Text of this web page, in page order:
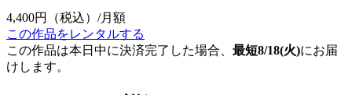
4,400円
（税込）/月額
この作品をレンタルする
この作品は本日中に決済完了した場合、 最短8/18(火)にお届
けします。